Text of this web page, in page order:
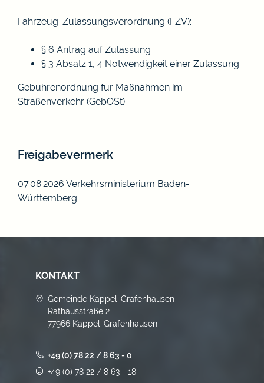
Fahrzeug-Zulassungsverordnung (FZV):
§ 6 Antrag auf Zulassung
§ 3 Absatz 1, 4 Notwendigkeit einer Zulassung
Gebührenordnung für Maßnahmen im
Straßenverkehr (GebOSt)
Freigabevermerk
07.08.2026 Verkehrsministerium Baden-
Württemberg
KONTAKT
Gemeinde Kappel-Grafenhausen
Rathausstraße 2
77966 Kappel-Grafenhausen
+49 (0) 78 22 / 8 63 - 0
+49 (0) 78 22 / 8 63 - 18